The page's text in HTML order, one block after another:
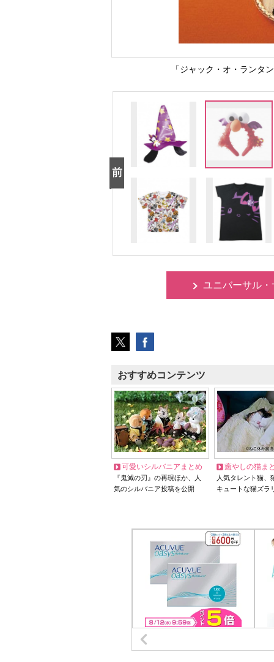
「ジャック・オ・ランタ
ユニバーサル
おすすめコンテンツ
可愛いシルバニアまとめ
『鬼滅の刃』の再現ほか、人
気のシルバニア投稿を公開
癒やしの猫ま
人気タレント猫
キュートな猫ズラ